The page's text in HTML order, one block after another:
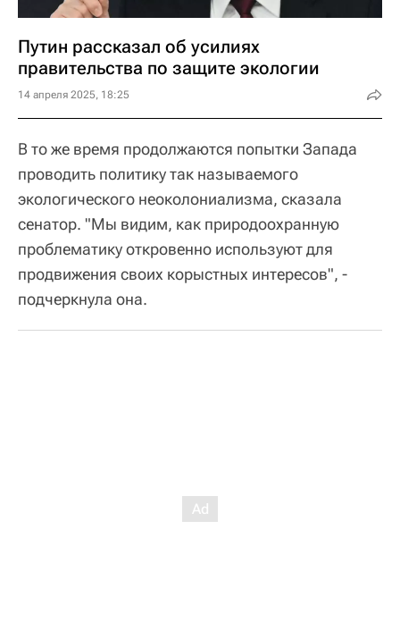
Путин рассказал об усилиях
правительства по защите экологии
14 апреля 2025, 18:25
В то же время продолжаются попытки Запада
проводить политику так называемого
экологического неоколониализма, сказала
сенатор. "Мы видим, как природоохранную
проблематику откровенно используют для
продвижения своих корыстных интересов", -
подчеркнула она.